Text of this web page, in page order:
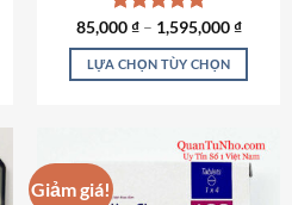
sản
phẩm
Được xếp
hạng5.00
5 sao
85,000₫– 1,595,000₫
LỰA CHỌN TÙY CHỌN
này
nhiều
Giảm giá!